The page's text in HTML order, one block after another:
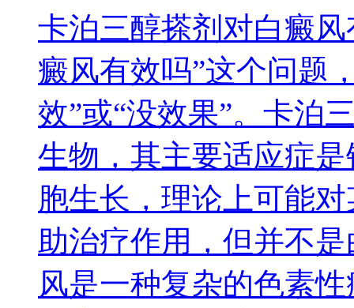
卡泊三醇搽剂对白癜
癜风有效吗”这个问题
效”或“没效果”。卡泊
生物，其主要适应症
胞生长，理论上可能
助治疗作用，但并不
风是一种复杂的色素